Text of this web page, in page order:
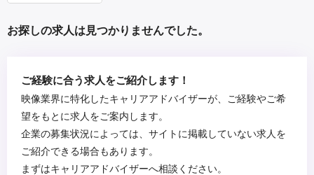
お探しの求人は見つかりませんでした。
ご経験に合う求人をご紹介します！
映像業界に特化したキャリアアドバイザーが、ご経験やご希
望をもとに求人をご案内します。
企業の募集状況によっては、サイトに掲載していない求人を
ご紹介できる場合もあります。
まずはキャリアアドバイザーへ相談ください。